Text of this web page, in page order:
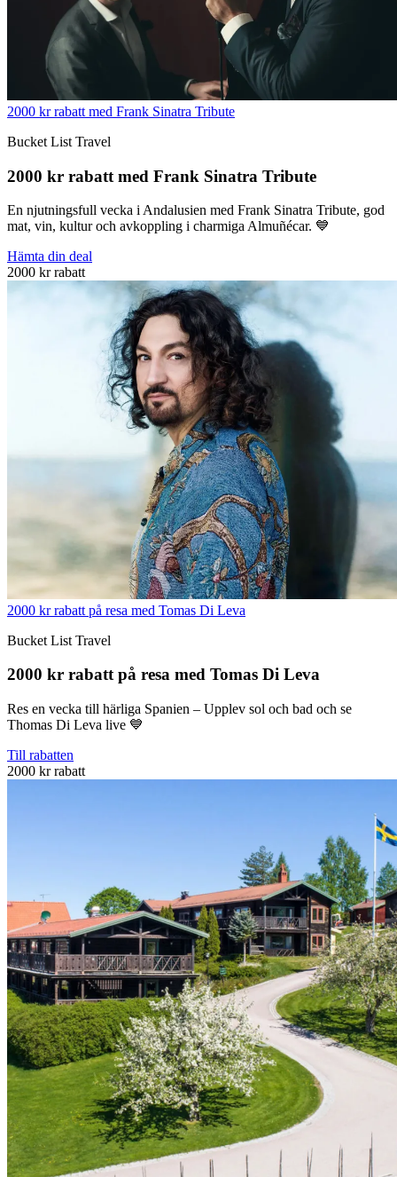
2000 kr rabatt med Frank Sinatra Tribute
Bucket List Travel
2000 kr rabatt med Frank Sinatra Tribute
En njutningsfull vecka i Andalusien med Frank Sinatra Tribute, god
mat, vin, kultur och avkoppling i charmiga Almuñécar. 💙
Hämta din deal
2000 kr rabatt
2000 kr rabatt på resa med Tomas Di Leva
Bucket List Travel
2000 kr rabatt på resa med Tomas Di Leva
Res en vecka till härliga Spanien – Upplev sol och bad och se
Thomas Di Leva live 💙
Till rabatten
2000 kr rabatt